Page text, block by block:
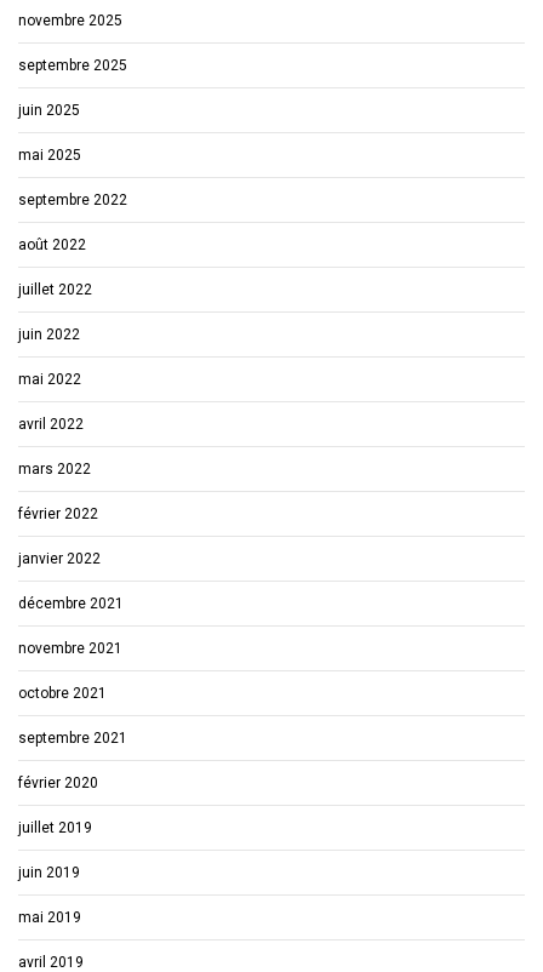
novembre 2025
septembre 2025
juin 2025
mai 2025
septembre 2022
août 2022
juillet 2022
juin 2022
mai 2022
avril 2022
mars 2022
février 2022
janvier 2022
décembre 2021
novembre 2021
octobre 2021
septembre 2021
février 2020
juillet 2019
juin 2019
mai 2019
avril 2019